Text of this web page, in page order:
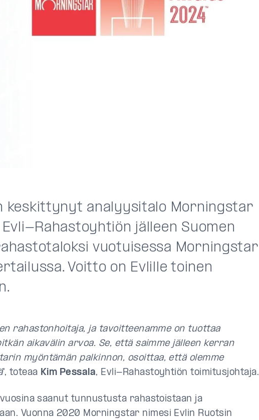
keskittynyt analyysitalo Morningstar
Rahastoyhtiön jälleen Suomen
vuotuisessa Morningstar
Voitto on Evlille toinen
rahastonhoitaja, ja tavoitteenamme on tuottaa
aikavälin arvoa. Se, että saimme jälleen kerran
myöntämän palkinnon, osoittaa, että olemme
", toteaa Kim Pessala, Evli-Rahastoyhtiön toimitusjohtaja.
saanut tunnustusta rahastoistaan ja
Vuonna 2020 Morningstar nimesi Evlin Ruotsin